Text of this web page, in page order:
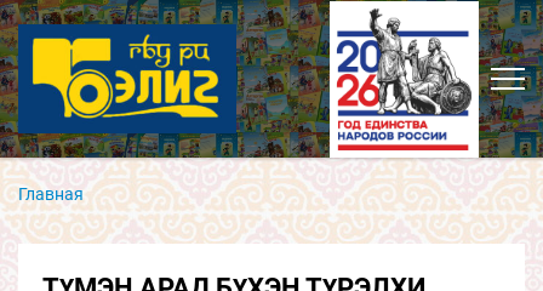
Главная